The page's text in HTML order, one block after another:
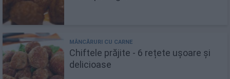
Chiftele prăjite - 6 rețete ușoare și
delicioase